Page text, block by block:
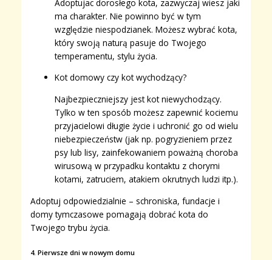
Adoptujac dorosłego kota, zazwyczaj wiesz jaki
ma charakter. Nie powinno być w tym
względzie niespodzianek. Możesz wybrać kota,
który swoją naturą pasuje do Twojego
temperamentu, stylu życia.
Kot domowy czy kot wychodzący?
Najbezpieczniejszy jest kot niewychodzący.
Tylko w ten sposób możesz zapewnić kociemu
przyjacielowi długie życie i uchronić go od wielu
niebezpieczeństw (jak np. pogryzieniem przez
psy lub lisy, zainfekowaniem poważną choroba
wirusową w przypadku kontaktu z chorymi
kotami, zatruciem, atakiem okrutnych ludzi itp.).
Adoptuj odpowiedzialnie – schroniska, fundacje i
domy tymczasowe pomagają dobrać kota do
Twojego trybu życia.
4. Pierwsze dni w nowym domu